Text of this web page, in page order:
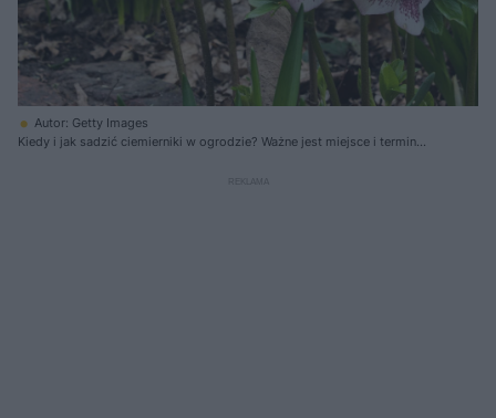
Autor: Getty Images
Kiedy i jak sadzić ciemierniki w ogrodzie? Ważne jest miejsce i termin